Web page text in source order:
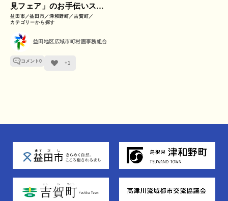
見フェア」のお手伝いスタ
ッフを募集します！
益田市 益田市 津和野町
吉賀町
カテゴリーから探す
益田地区広域市町村圏事務組合
コメント 0 +1